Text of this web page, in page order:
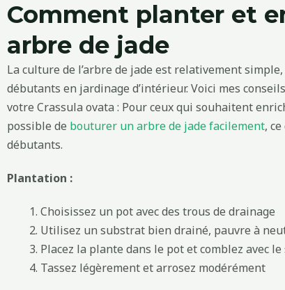
Comment planter et
arbre de jade
La culture de l’arbre de jade est relativement
débutants en jardinage d’intérieur. Voici mes
votre Crassula ovata : Pour ceux qui souhaitent
possible de bouturer un arbre de jade facilement,
débutants.
Plantation :
Choisissez un pot avec des trous de drainage
Utilisez un substrat bien drainé, pauvre à
Placez la plante dans le pot et comblez avec
Tassez légèrement et arrosez modérément